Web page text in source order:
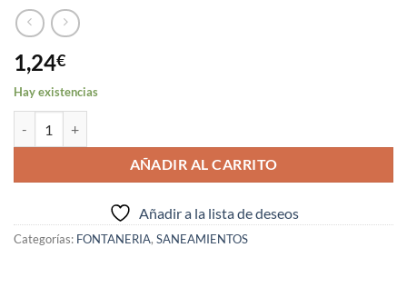
1,24€
Hay existencias
AÑADIR AL CARRITO
Añadir a la lista de deseos
Categorías: FONTANERIA, SANEAMIENTOS